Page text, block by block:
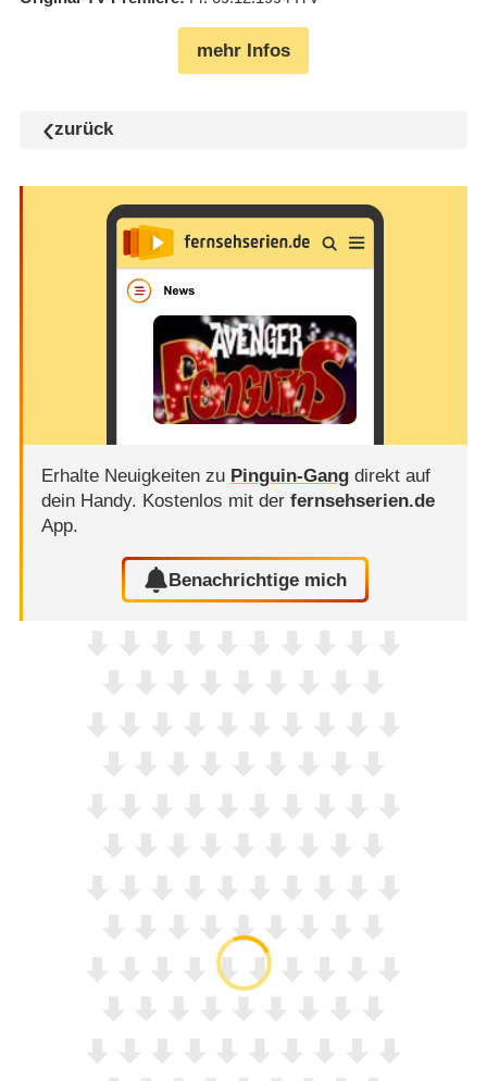
mehr Infos
zurück
Erhalte Neuigkeiten zu Pinguin-Gangdirekt auf
dein Handy. Kostenlos mit der fernsehserien.de
App.
Benachrichtige mich